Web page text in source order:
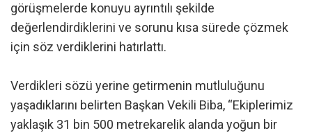
görüşmelerde konuyu ayrıntılı şekilde
değerlendirdiklerini ve sorunu kısa sürede çözmek
için söz verdiklerini hatırlattı.
Verdikleri sözü yerine getirmenin mutluluğunu
yaşadıklarını belirten Başkan Vekili Biba, “Ekiplerimiz
yaklaşık 31 bin 500 metrekarelik alanda yoğun bir